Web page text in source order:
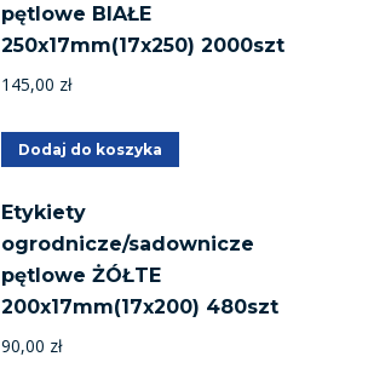
pętlowe BIAŁE
250x17mm(17x250) 2000szt
145,00 zł
Dodaj do koszyka
Etykiety
ogrodnicze/sadownicze
pętlowe ŻÓŁTE
200x17mm(17x200) 480szt
90,00 zł